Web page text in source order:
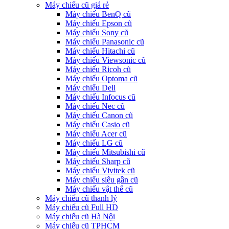
Máy chiếu cũ giá rẻ
Máy chiếu BenQ cũ
Máy chiếu Epson cũ
Máy chiếu Sony cũ
Máy chiếu Panasonic cũ
Máy chiếu Hitachi cũ
Máy chiếu Viewsonic cũ
Máy chiếu Ricoh cũ
Máy chiếu Optoma cũ
Máy chiếu Dell
Máy chiếu Infocus cũ
Máy chiếu Nec cũ
Máy chiếu Canon cũ
Máy chiếu Casio cũ
Máy chiếu Acer cũ
Máy chiếu LG cũ
Máy chiếu Mitsubishi cũ
Máy chiếu Sharp cũ
Máy chiếu Vivitek cũ
Máy chiếu siêu gần cũ
Máy chiếu vật thể cũ
Máy chiếu cũ thanh lý
Máy chiếu cũ Full HD
Máy chiếu cũ Hà Nội
Máy chiếu cũ TPHCM